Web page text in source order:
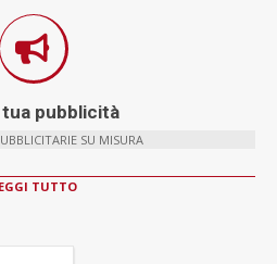
tua pubblicità
SU MISURA
TUTTO